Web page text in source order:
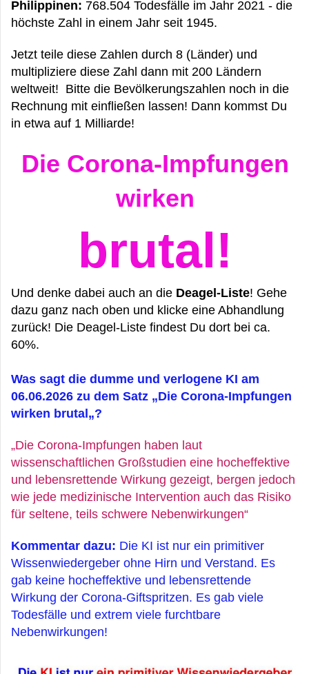
Philippinen: 768.504 Todesfälle im Jahr 2021 - die
höchste Zahl in einem Jahr seit 1945.
Jetzt teile diese Zahlen durch 8 (Länder) und
multipliziere diese Zahl dann mit 200 Ländern
weltweit! Bitte die Bevölkerungszahlen noch in die
Rechnung mit einfließen lassen! Dann kommst Du
in etwa auf 1 Milliarde!
Die Corona-Impfungen
wirken
brutal!
Und denke dabei auch an die Deagel-Liste! Gehe
dazu ganz nach oben und klicke eine Abhandlung
zurück! Die Deagel-Liste findest Du dort bei ca.
60%.
Was sagt die dumme und verlogene KI am
06.06.2026 zu dem Satz „Die Corona-Impfungen
wirken brutal„?
„Die Corona-Impfungen haben laut
wissenschaftlichen Großstudien eine hocheffektive
und lebensrettende Wirkung gezeigt, bergen jedoch
wie jede medizinische Intervention auch das Risiko
für seltene, teils schwere Nebenwirkungen“
Kommentar dazu: Die KI ist nur ein primitiver
Wissenwiedergeber ohne Hirn und Verstand. Es
gab keine hocheffektive und lebensrettende
Wirkung der Corona-Giftspritzen. Es gab viele
Todesfälle und extrem viele furchtbare
Nebenwirkungen!